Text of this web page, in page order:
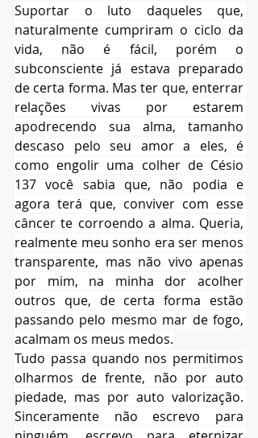
Suportar o luto daqueles que,
naturalmente cumpriram o ciclo da
vida, não é fácil, porém o
subconsciente já estava preparado
de certa forma. Mas ter que, enterrar
relações vivas por estarem
apodrecendo sua alma, tamanho
descaso pelo seu amor a eles, é
como engolir uma colher de Césio
137 você sabia que, não podia e
agora terá que, conviver com esse
câncer te corroendo a alma. Queria,
realmente meu sonho era ser menos
transparente, mas não vivo apenas
por mim, na minha dor acolher
outros que, de certa forma estão
passando pelo mesmo mar de fogo,
acalmam os meus medos.
Tudo passa quando nos permitimos
olharmos de frente, não por auto
piedade, mas por auto valorização.
Sinceramente não escrevo para